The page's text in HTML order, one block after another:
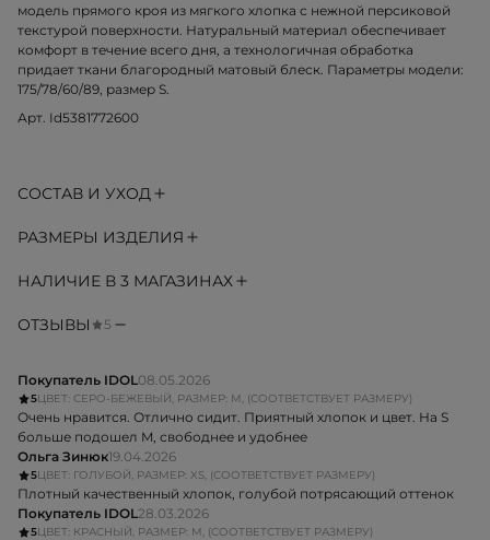
модель прямого кроя из мягкого хлопка с нежной персиковой
текстурой поверхности. Натуральный материал обеспечивает
комфорт в течение всего дня, а технологичная обработка
придает ткани благородный матовый блеск. Параметры модели:
175/78/60/89, размер S.
Арт. Id5381772600
СОСТАВ И УХОД
РАЗМЕРЫ ИЗДЕЛИЯ
НАЛИЧИЕ В 3 МАГАЗИНАХ
ОТЗЫВЫ 5
Покупатель IDOL08.05.2026
5ЦВЕТ: СЕРО-БЕЖЕВЫЙ, РАЗМЕР: M, (СООТВЕТСТВУЕТ РАЗМЕРУ)
Очень нравится. Отлично сидит. Приятный хлопок и цвет. На S
больше подошел M, свободнее и удобнее
Ольга Зинюк19.04.2026
5ЦВЕТ: ГОЛУБОЙ, РАЗМЕР: XS, (СООТВЕТСТВУЕТ РАЗМЕРУ)
Плотный качественный хлопок, голубой потрясающий оттенок
Покупатель IDOL28.03.2026
5ЦВЕТ: КРАСНЫЙ, РАЗМЕР: M, (СООТВЕТСТВУЕТ РАЗМЕРУ)